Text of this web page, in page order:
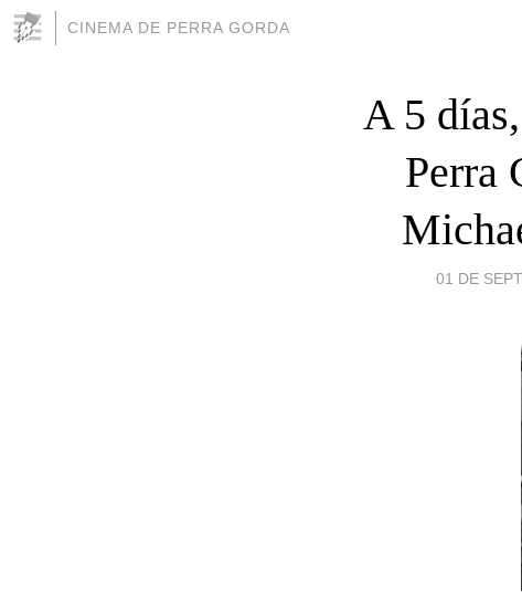
CINEMA DE PERRA GORDA
A 5
Perra
01 DE